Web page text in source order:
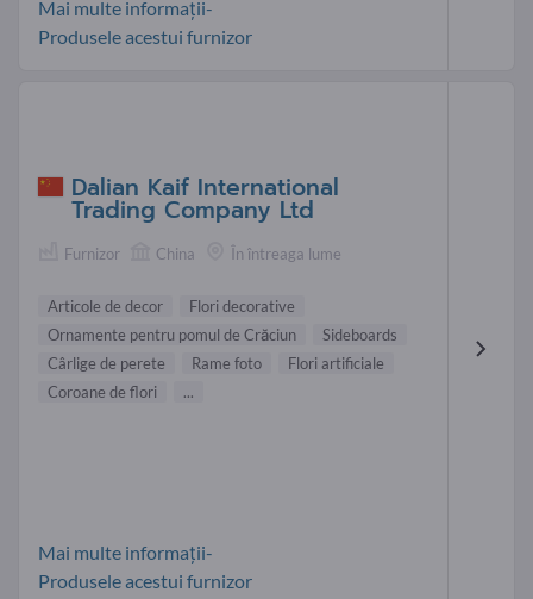
Mai multe informații-
Produsele acestui furnizor
Dalian Kaif International
Trading Company Ltd
Furnizor China În întreaga lume
Articole de decor
Flori decorative
Ornamente pentru pomul de Crăciun
Sideboards
Cârlige de perete
Rame foto
Flori artificiale
Coroane de flori
...
Mai multe informații-
Produsele acestui furnizor